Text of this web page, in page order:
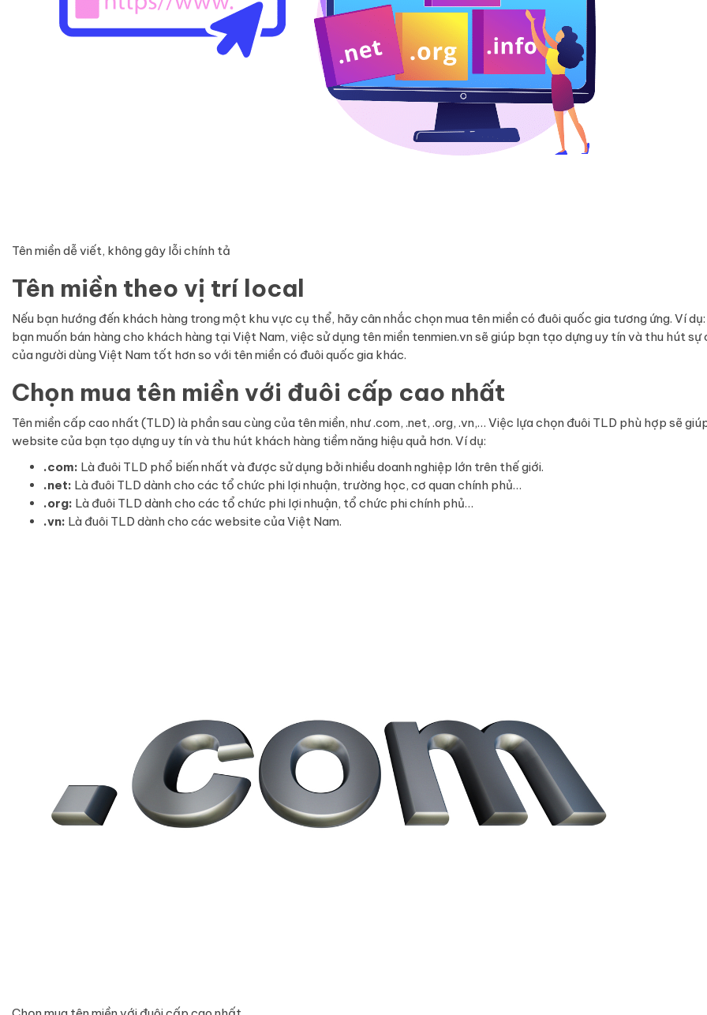
Tên miền dễ viết, không gây lỗi chính tả
Tên miền theo vị trí local
Nếu bạn hướng đến khách hàng trong một khu vực cụ thể, hãy cân nhắc chọn mua tên miền có đuôi quốc gia tương ứng. Ví dụ:
bạn muốn bán hàng cho khách hàng tại Việt Nam, việc sử dụng tên miền tenmien.vn sẽ giúp bạn tạo dựng uy tín và thu hút sự
của người dùng Việt Nam tốt hơn so với tên miền có đuôi quốc gia khác.
Chọn mua tên miền với đuôi cấp cao nhất
Tên miền cấp cao nhất (TLD) là phần sau cùng của tên miền, như .com, .net, .org, .vn,… Việc lựa chọn đuôi TLD phù hợp sẽ
website của bạn tạo dựng uy tín và thu hút khách hàng tiềm năng hiệu quả hơn. Ví dụ:
.com: Là đuôi TLD phổ biến nhất và được sử dụng bởi nhiều doanh nghiệp lớn trên thế giới.
.net: Là đuôi TLD dành cho các tổ chức phi lợi nhuận, trường học, cơ quan chính phủ…
.org: Là đuôi TLD dành cho các tổ chức phi lợi nhuận, tổ chức phi chính phủ…
.vn: Là đuôi TLD dành cho các website của Việt Nam.